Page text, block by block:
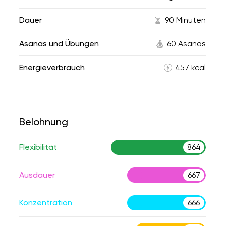
Dauer 90 Minuten
Asanas und Übungen 60 Asanas
Energieverbrauch 457 kcal
Belohnung
Flexibilität 864
Ausdauer 667
Konzentration 666